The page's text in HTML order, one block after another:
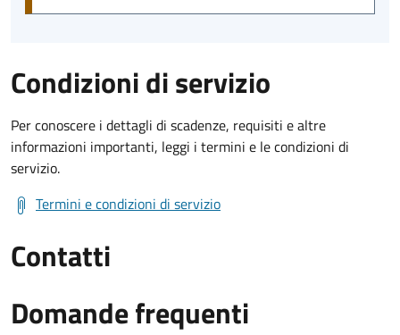
Condizioni di servizio
Per conoscere i dettagli di scadenze, requisiti e altre
informazioni importanti, leggi i termini e le condizioni di
servizio.
Termini e condizioni di servizio
Contatti
Domande frequenti